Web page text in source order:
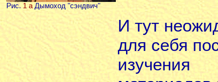
Рис. 1 а Дымоход "сэндвич"
И тут
для себя
изучения